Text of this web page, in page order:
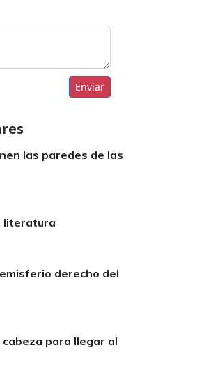
Enviar
las paredes de las
literatura
derecho del
para llegar al